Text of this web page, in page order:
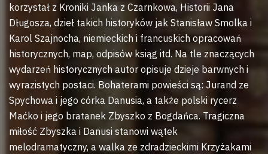
korzystał z Kroniki Janka z Czarnkowa, Historii Jana
Długosza, dzieł takich historyków jak Stanisław Smolka i
Karol Szajnocha, niemieckich i francuskich opracowań
historycznych, map, odpisów ksiąg itd. Na tle znaczących
wydarzeń historycznych autor opisuje dzieje barwnych i
wyrazistych postaci. Bohaterami powieści są: Jurand ze
Spychowa i jego córka Danusia, a także polski rycerz
Maćko i jego bratanek Zbyszko z Bogdańca. Tragiczna
miłość Zbyszka i Danusi stanowi wątek
melodramatyczny, a walka ze zdradzieckimi Krzyżakami